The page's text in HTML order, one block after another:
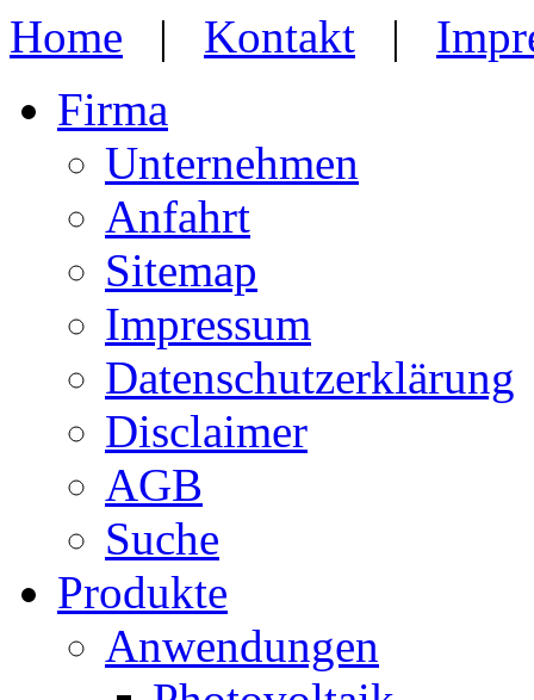
Home | Kontakt |
Firma
Unternehmen
Anfahrt
Sitemap
Impressum
Datenschutzerklärung
Disclaimer
AGB
Suche
Produkte
Anwendungen